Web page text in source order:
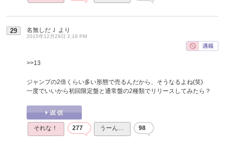
29 名無しだＪ より
2015年12月29日 2:16 PM
>>13
ジャンプの2倍くらい多い形態で売るんだから、そうなるよね(笑)
一度でいいから初回限定盤と通常盤の2種類でリリースしてみたら？
それな！ 277 うーん… 98